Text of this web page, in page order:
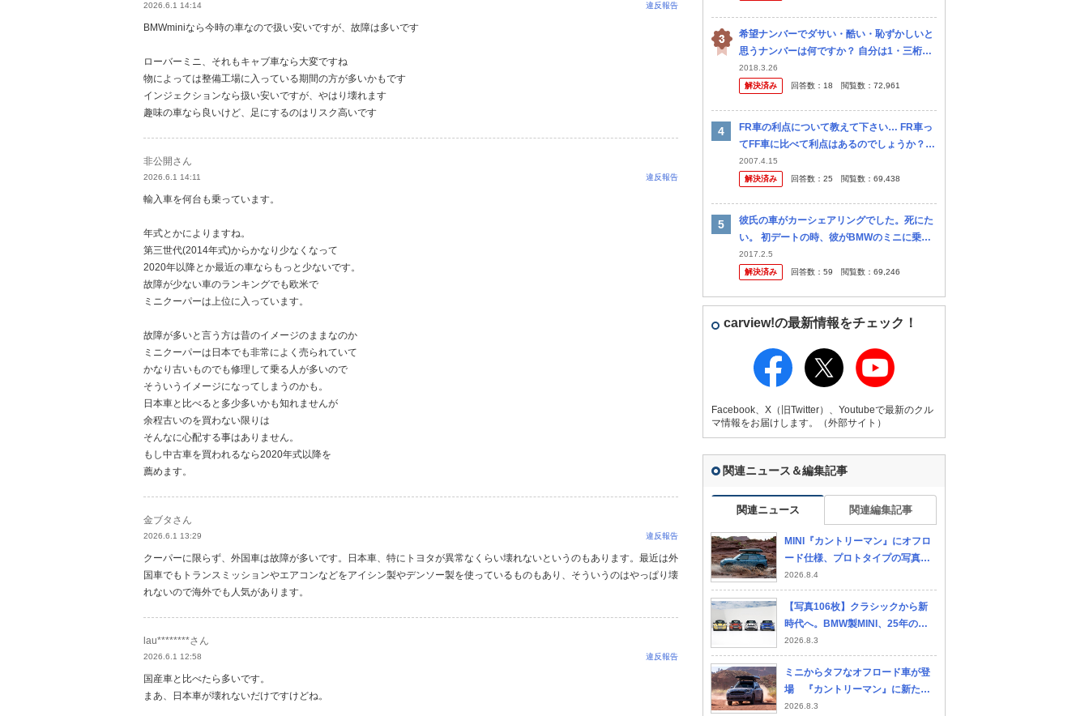
2026.6.1 14:14 違反報告
BMWminiなら今時の車なので扱い安いですが、故障は多いです
ローバーミニ、それもキャブ車なら大変ですね
物によっては整備工場に入っている期間の方が多いかもです
インジェクションなら扱い安いですが、やはり壊れます
趣味の車なら良いけど、足にするのはリスク高いです
非公開さん
2026.6.1 14:11 違反報告
輸入車を何台も乗っています。
年式とかによりますね。
第三世代(2014年式)からかなり少なくなって
2020年以降とか最近の車ならもっと少ないです。
故障が少ない車のランキングでも欧米で
ミニクーパーは上位に入っています。
故障が多いと言う方は昔のイメージのままなのか
ミニクーパーは日本でも非常によく売られていて
かなり古いものでも修理して乗る人が多いので
そういうイメージになってしまうのかも。
日本車と比べると多少多いかも知れませんが
余程古いのを買わない限りは
そんなに心配する事はありません。
もし中古車を買われるなら2020年式以降を
薦めます。
金ブタさん
2026.6.1 13:29 違反報告
クーパーに限らず、外国車は故障が多いです。日本車、特にトヨタが異常なくらい壊れないというのもあります。最近は外
国車でもトランスミッションやエアコンなどをアイシン製やデンソー製を使っているものもあり、そういうのはやっぱり壊
れないので海外でも人気があります。
lau********さん
2026.6.1 12:58 違反報告
国産車と比べたら多いです。
まあ、日本車が壊れないだけですけどね。
希望ナンバーでダサい・酷い・恥ずかしいと
思うナンバーは何ですか？ 自分は1・三桁ゾ
ロ目(特に777)・自分の名前を数字化など
2018.3.26
解決済み
回答数： 18 閲覧数： 72,961
FR車の利点について教えて下さい… FR車っ
てFF車に比べて利点はあるのでしょうか？
直列６気筒のようにFFとの組合せが困難な場
合を除きFRの存在価値が今ひとつ解りませ
2007.4.15
解決済み
回答数： 25 閲覧数： 69,438
彼氏の車がカーシェアリングでした。死にた
い。 初デートの時、彼がBMWのミニに乗っ
てきたので少し心がトキメキました。 しかし
よくよく話を聞いてみると、カーシェアリン
2017.2.5
解決済み
回答数： 59 閲覧数： 69,246
carview!の最新情報をチェック！
Facebook、X（旧Twitter）、Youtubeで最新のクル
マ情報をお届けします。（外部サイト）
関連ニュース＆編集記事
関連ニュース 関連編集記事
MINI『カントリーマン』にオフロ
ード仕様、プロトタイプの写真公
開…デビューは10月
2026.8.4
【写真106枚】クラシックから新
時代へ。BMW製MINI、25年のデ
ザイン進化を辿る
2026.8.3
ミニからタフなオフロード車が登
場 『カントリーマン』に新たな
特別仕様車 10月正式発表へ
2026.8.3